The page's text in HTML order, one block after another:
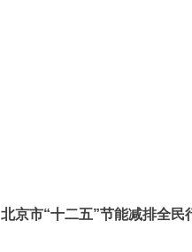
北京市“十二五”节能减排全民